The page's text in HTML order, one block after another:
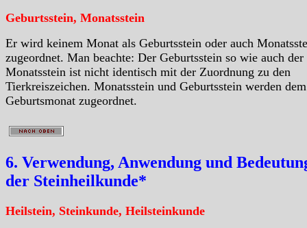
Geburtsstein, Monatsstein
Er wird keinem Monat als Geburtsstein oder auch
zugeordnet. Man beachte: Der Geburtsstein so wie auch der
Monatsstein ist nicht identisch mit der Zuordnung zu den
Tierkreiszeichen. Monatsstein und Geburtsstein werden dem
Geburtsmonat zugeordnet.
6. Verwendung, Anwendung und
der Steinheilkunde*
Heilstein, Steinkunde, Heilsteinkunde